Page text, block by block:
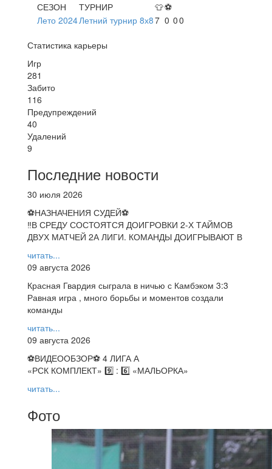
СЕЗОН
ТУРНИР 👕⚽
Лето 2024Летний турнир 8х87 0 00
Статистика карьеры
Игр
281
Забито
116
Предупреждений
40
Удалений
9
Последние новости
30 июля 2026
⚽НАЗНАЧЕНИЯ СУДЕЙ⚽
‼В СРЕДУ СОСТОЯТСЯ ДОИГРОВКИ 2-Х ТАЙМОВ
ДВУХ МАТЧЕЙ 2А ЛИГИ. КОМАНДЫ ДОИГРЫВАЮТ В
читать...
09 августа 2026
Красная Гвардия сыграла в ничью с Камбэком 3:3
Равная игра , много борьбы и моментов создали
команды
читать...
09 августа 2026
⚽️ВИДЕООБЗОР⚽️ 4 ЛИГА А
«РСК КОМПЛЕКТ» 9️⃣ : 6️⃣ «МАЛЬОРКА»
читать...
Фото